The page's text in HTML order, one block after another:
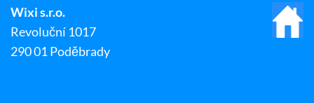
Wixi s.r.o.
Revoluční 1017
290 01 Poděbrady